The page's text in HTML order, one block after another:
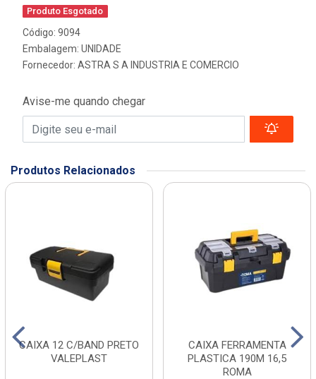
Produto Esgotado
Código: 9094
Embalagem: UNIDADE
Fornecedor: ASTRA S A INDUSTRIA E COMERCIO
Avise-me quando chegar
Produtos Relacionados
CAIXA 12 C/BAND PRETO
VALEPLAST
CAIXA FERRAMENTA
PLASTICA 190M 16,5
ROMA